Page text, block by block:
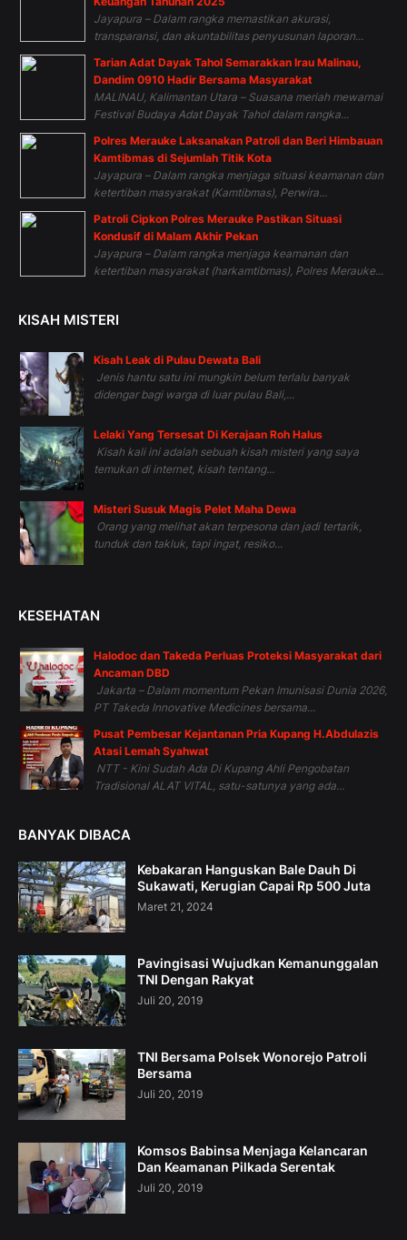
Jayapura – Dalam rangka memastikan akurasi,
transparansi, dan akuntabilitas penyusunan laporan...
Tarian Adat Dayak Tahol Semarakkan Irau Malinau,
Dandim 0910 Hadir Bersama Masyarakat
MALINAU, Kalimantan Utara – Suasana meriah mewarnai
Festival Budaya Adat Dayak Tahol dalam rangka...
Polres Merauke Laksanakan Patroli dan Beri Himbauan
Kamtibmas di Sejumlah Titik Kota
Jayapura – Dalam rangka menjaga situasi keamanan dan
ketertiban masyarakat (Kamtibmas), Perwira...
Patroli Cipkon Polres Merauke Pastikan Situasi
Kondusif di Malam Akhir Pekan
Jayapura – Dalam rangka menjaga keamanan dan
ketertiban masyarakat (harkamtibmas), Polres Merauke...
KISAH MISTERI
Kisah Leak di Pulau Dewata Bali
Jenis hantu satu ini mungkin belum terlalu banyak
didengar bagi warga di luar pulau Bali,...
Lelaki Yang Tersesat Di Kerajaan Roh Halus
Kisah kali ini adalah sebuah kisah misteri yang saya
temukan di internet, kisah tentang...
Misteri Susuk Magis Pelet Maha Dewa
Orang yang melihat akan terpesona dan jadi tertarik,
tunduk dan takluk, tapi ingat, resiko...
KESEHATAN
Halodoc dan Takeda Perluas Proteksi Masyarakat dari
Ancaman DBD
Jakarta – Dalam momentum Pekan Imunisasi Dunia 2026,
PT Takeda Innovative Medicines bersama...
Pusat Pembesar Kejantanan Pria Kupang H.Abdulazis
Atasi Lemah Syahwat
NTT - Kini Sudah Ada Di Kupang Ahli Pengobatan
Tradisional ALAT VITAL, satu-satunya yang ada...
BANYAK DIBACA
Kebakaran Hanguskan Bale Dauh Di
Sukawati, Kerugian Capai Rp 500 Juta
Maret 21, 2024
Pavingisasi Wujudkan Kemanunggalan
TNI Dengan Rakyat
Juli 20, 2019
TNI Bersama Polsek Wonorejo Patroli
Bersama
Juli 20, 2019
Komsos Babinsa Menjaga Kelancaran
Dan Keamanan Pilkada Serentak
Juli 20, 2019